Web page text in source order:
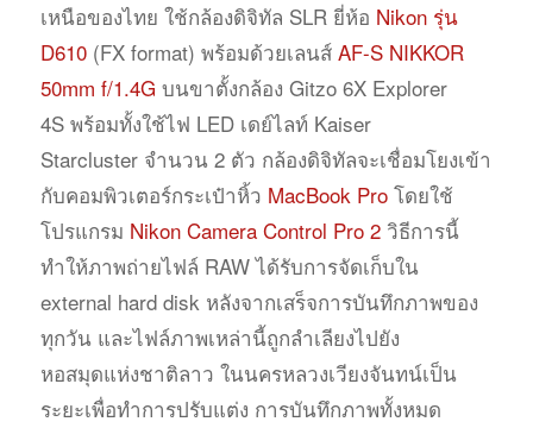
เหนือของไทย ใช้กล้องดิจิทัล SLR ยี่ห้อ Nikon รุ่น
D610(FX format) พร้อมด้วยเลนส์ AF-S NIKKOR
50mm f/1.4G บนขาตั้งกล้อง Gitzo 6X Explorer
4S พร้อมทั้งใช้ไฟ LED เดย์ไลท์ Kaiser
Starcluster จำนวน 2 ตัว กล้องดิจิทัลจะเชื่อมโยงเข้า
กับคอมพิวเตอร์กระเป๋าหิ้ว MacBook Proโดยใช้
โปรแกรม Nikon Camera Control Pro 2วิธีการนี้
ทำให้ภาพถ่ายไฟล์ RAW ได้รับการจัดเก็บใน
external hard disk หลังจากเสร็จการบันทึกภาพของ
ทุกวัน และไฟล์ภาพเหล่านี้ถูกลำเลียงไปยัง
หอสมุดแห่งชาติลาว ในนครหลวงเวียงจันทน์เป็น
ระยะเพื่อทำการปรับแต่ง การบันทึกภาพทั้งหมด